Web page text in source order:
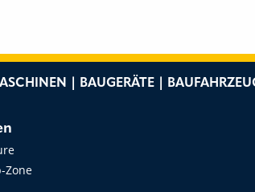
| BAUGERÄTE |
Zone